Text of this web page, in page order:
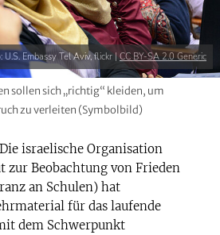
U.S. Embassy Tel Aviv, flickr |CC BY-SA 2.0 Generic
sollen sich „richtig“ kleiden, um
zu verleiten (Symbolbild)
israelische Organisation
zur Beobachtung von Frieden
an Schulen) hat
für das laufende
dem Schwerpunkt